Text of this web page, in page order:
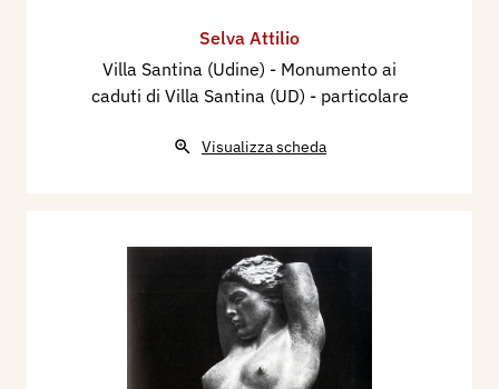
Selva Attilio
Villa Santina (Udine) - Monumento ai
caduti di Villa Santina (UD) - particolare
Visualizza scheda